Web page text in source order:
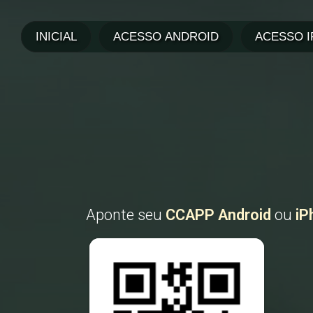
Aponte seu CCAPP Android ou